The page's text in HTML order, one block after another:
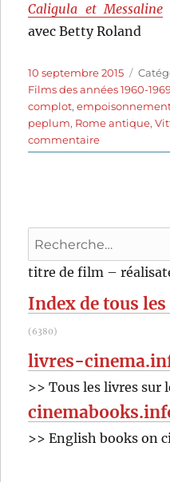
Caligula et Messaline
avec Betty Roland
Publié
le
10 septembre 2015
Films des années 1960-
complot,
peplum, Rome antique,
commentairesur
Messaline
Recherche
pour
titre de film –
Index de tous
(6380)
livres-
>> Tous les livres sur
>> English books on